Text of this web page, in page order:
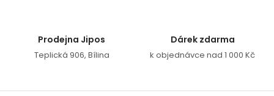
Ochranné pomůcky
Prodejna Jipos
Teplická 906, Bílina
Dárek zdarma
k objednávce nad 1 000 Kč